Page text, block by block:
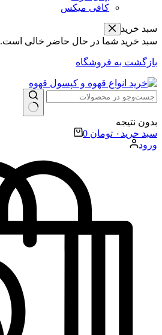
کافی میکس
سبد خرید
سبد خرید شما در حال حاضر خالی است.
بازگشت به فروشگاه
بدون نتیجه
سبد خرید ۰ تومان 0
ورود